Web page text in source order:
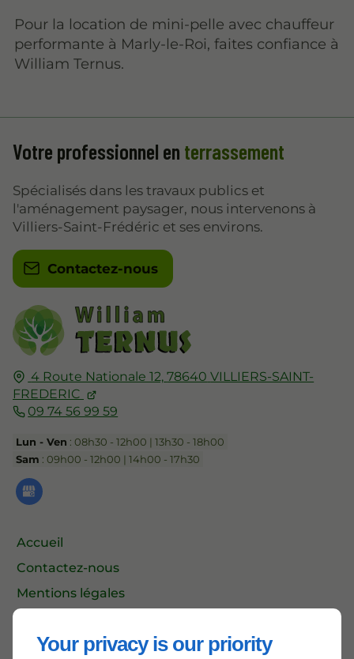
Your privacy is our priority
Pour la location de mini-pelle avec chauffeur
performante à Marly-le-Roi, faites confiance à
William Ternus.
4 Route Nationale 12, 78640 VILLIERS-SAINT-
FREDERIC
09 74 56 99 59
Lun - Ven : 08h30 - 12h00 | 13h30 - 18h00
Sam : 09h00 - 12h00 | 14h00 - 17h30
Accueil
Contactez-nous
Mentions légales
Votre professionnel en terrassement
Spécialisés dans les travaux publics et
l'aménagement paysager, nous intervenons à
Villiers-Saint-Frédéric et ses environs.
Contactez-nous